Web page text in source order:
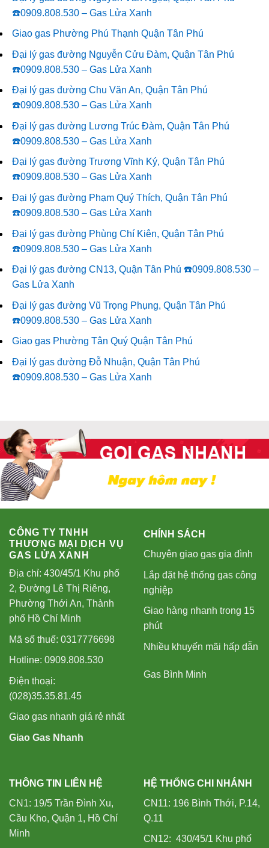
☎️0909.808.530 – Gas Lửa Xanh
Giao gas Phường Phú Thạnh Quận Tân Phú
Đại lý gas đường Nguyễn Cửu Đàm, Quận Tân Phú
☎️0909.808.530 – Gas Lửa Xanh
Đại lý gas đường Chu Văn An, Quận Tân Phú
☎️0909.808.530 – Gas Lửa Xanh
Đại lý gas đường Lương Trúc Đàm, Quận Tân Phú
☎️0909.808.530 – Gas Lửa Xanh
Đại lý gas đường Trương Vĩnh Ký, Quận Tân Phú
☎️0909.808.530 – Gas Lửa Xanh
Đại lý gas đường Phạm Quý Thích, Quận Tân Phú
☎️0909.808.530 – Gas Lửa Xanh
Đại lý gas đường Phùng Chí Kiên, Quận Tân Phú
☎️0909.808.530 – Gas Lửa Xanh
Đại lý gas đường CN13, Quận Tân Phú ☎️0909.808.530 –
Gas Lửa Xanh
Đại lý gas đường Vũ Trọng Phụng, Quận Tân Phú
☎️0909.808.530 – Gas Lửa Xanh
Giao gas Phường Tân Quý Quận Tân Phú
Đại lý gas đường Đỗ Nhuận, Quận Tân Phú
☎️0909.808.530 – Gas Lửa Xanh
CÔNG TY TNHH
THƯƠNG MẠI DỊCH VỤ
GAS LỬA XANH
Địa chỉ: 430/45/1 Khu phố
2, Đường Lê Thị Riêng,
Phường Thới An, Thành
phố Hồ Chí Minh
Mã số thuế: 0317776698
Hotline: 0909.808.530
Điện thoại:
(028)35.35.81.45
Giao gas nhanh giá rẻ nhất
Giao Gas Nhanh
CHÍNH SÁCH
Chuyên giao gas gia đình
Lắp đặt hệ thống gas công
nghiệp
Giao hàng nhanh trong 15
phút
Nhiều khuyến mãi hấp dẫn
Gas Bình Minh
THÔNG TIN LIÊN HỆ
CN1: 19/5 Trần Đình Xu,
Cầu Kho, Quận 1, Hồ Chí
Minh
HỆ THỐNG CHI NHÁNH
CN11: 196 Bình Thới, P.14,
Q.11
CN12: 430/45/1 Khu phố